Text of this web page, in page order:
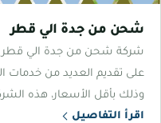
شحن من جدة الي قطر
شركة شحن من جدة الي قطر
على تقديم العديد من خدمات
وذلك بأقل الأسعار، هذه
اقرأ التفاصيل